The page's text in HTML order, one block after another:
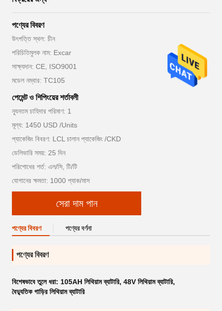
পণ্যের বিবরণ
উৎপত্তি স্থল: চীন
পরিচিতিমুলক নাম: Excar
সাক্ষ্যদান: CE, ISO9001
মডেল নম্বার: TC105
পেমেন্ট ও শিপিংয়ের শর্তাবলী
ন্যূনতম চাহিদার পরিমাণ: 1
মূল্য: 1450 USD /Units
প্যাকেজিং বিবরণ: LCL চালান প্যাকেজিং /CKD
ডেলিভারি সময়: 25 দিন
পরিশোধের শর্ত: এল/সি, টি/টি
যোগানের ক্ষমতা: 1000 প্যাক/মাস
সেরা দাম পান
পণ্যের বিবরণ পণ্যের বর্ণনা
পণ্যের বিবরণ
বিশেষভাবে তুলে ধরা: 105AH লিথিয়াম ব্যাটারি, 48V লিথিয়াম ব্যাটারি,
বৈদ্যুতিক গাড়ির লিথিয়াম ব্যাটারি